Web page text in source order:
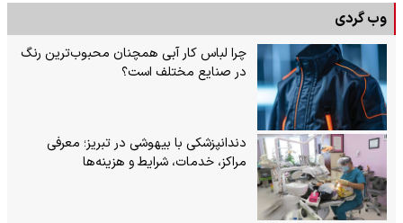
وب گردی
چرا لباس کار آبی همچنان محبوب‌ترین رنگ
در صنایع مختلف است؟
دندانپزشکی با بیهوشی در تبریز؛ معرفی
مراکز، خدمات، شرایط و هزینه‌ها